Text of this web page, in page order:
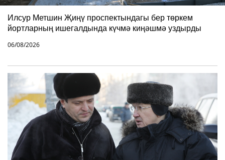
Илсур Метшин Җиңү проспектындагы бер төркем
йортларның ишегалдында күчмә киңәшмә уздырды
06/08/2026